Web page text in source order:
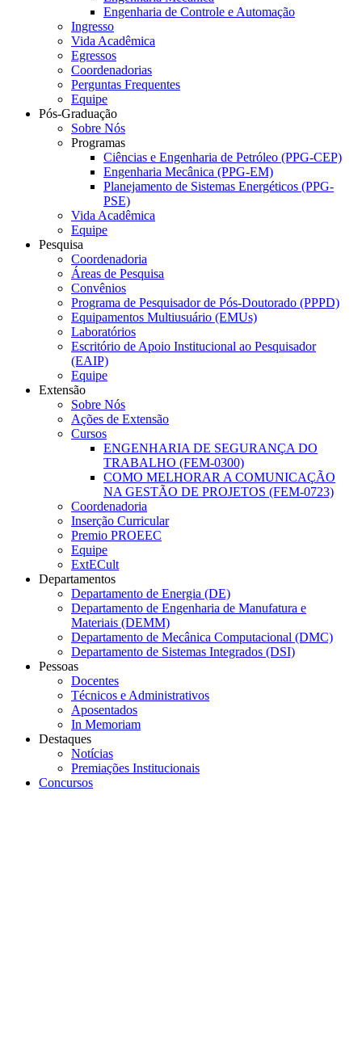
Engenharia de Controle e Automação
Ingresso
Vida Acadêmica
Egressos
Coordenadorias
Perguntas Frequentes
Equipe
Pós-Graduação
Sobre Nós
Programas
Ciências e Engenharia de Petróleo (PPG-CEP)
Engenharia Mecânica (PPG-EM)
Planejamento de Sistemas Energéticos (PPG-
PSE)
Vida Acadêmica
Equipe
Pesquisa
Coordenadoria
Áreas de Pesquisa
Convênios
Programa de Pesquisador de Pós-Doutorado (PPPD)
Equipamentos Multiusuário (EMUs)
Laboratórios
Escritório de Apoio Institucional ao Pesquisador
(EAIP)
Equipe
Extensão
Sobre Nós
Ações de Extensão
Cursos
ENGENHARIA DE SEGURANÇA DO
TRABALHO (FEM-0300)
COMO MELHORAR A COMUNICAÇÃO
NA GESTÃO DE PROJETOS (FEM-0723)
Coordenadoria
Inserção Curricular
Premio PROEEC
Equipe
ExtECult
Departamentos
Departamento de Energia (DE)
Departamento de Engenharia de Manufatura e
Materiais (DEMM)
Departamento de Mecânica Computacional (DMC)
Departamento de Sistemas Integrados (DSI)
Pessoas
Docentes
Técnicos e Administrativos
Aposentados
In Memoriam
Destaques
Notícias
Premiações Institucionais
Concursos